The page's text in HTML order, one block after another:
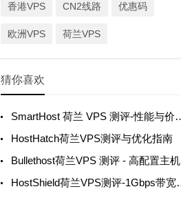
香港VPS CN2线路 优惠码
欧洲VPS 荷兰VPS
猜你喜欢
SmartHost 荷兰 VPS 测评-性能与价格全面解析
HostHatch荷兰VPS测评与优化指南
Bullethost荷兰VPS 测评 - 高配置主机，2Tbps DDoS 防御支持
HostShield荷兰VPS测评-1Gbps带宽与Windows支持的详细评测